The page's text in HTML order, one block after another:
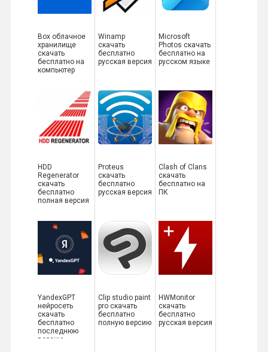
Box облачное
хранилище
скачать
бесплатно на
компьютер
Winamp
скачать
бесплатно
русская версия
Microsoft
Photos скачать
бесплатно на
русском языке
HDD
Regenerator
скачать
бесплатно
полная версия
Proteus
скачать
бесплатно
русская версия
Clash of Clans
скачать
бесплатно на
ПК
YandexGPT
нейросеть
скачать
бесплатно
последнюю
версию
Clip studio paint
pro скачать
бесплатно
полную версию
HWMonitor
скачать
бесплатно
русская версия